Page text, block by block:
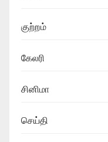
குற்றம்
கேலரி
சினிமா
செய்தி